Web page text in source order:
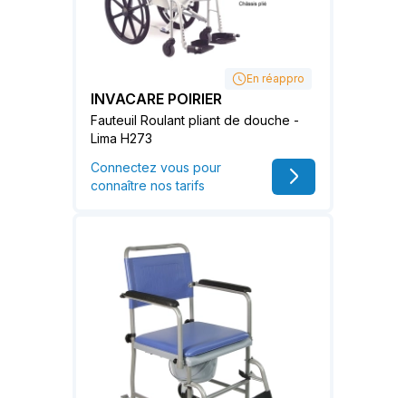
En réappro
INVACARE POIRIER
Fauteuil Roulant pliant de douche -
Lima H273
Connectez vous pour
connaître nos tarifs